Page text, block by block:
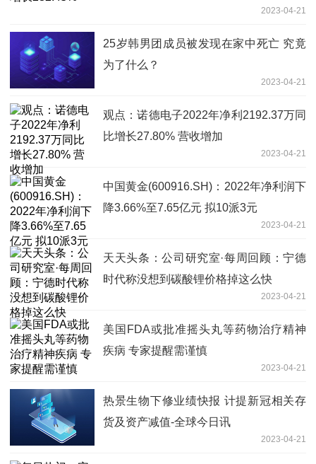
2023-04-21
25岁韩男团成员被发现在家中死亡 究竟
为了什么？
2023-04-21
观点：诺德电子2022年净利2192.37万同
比增长27.80% 营收增加
2023-04-21
中国黄金(600916.SH)：2022年净利润下
降3.66%至7.65亿元 拟10派3元
2023-04-21
天天头条：公司研究室·每周回顾：宁德
时代称没想到碳酸锂价格掉这么快
2023-04-21
美国FDA或批准摇头丸等药物治疗精神
疾病 专家提醒需谨慎
2023-04-21
热景生物下修业绩快报 计提新冠相关存
货及资产减值-全球今日讯
2023-04-21